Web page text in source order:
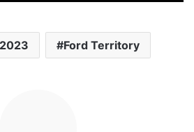
Ford Territory